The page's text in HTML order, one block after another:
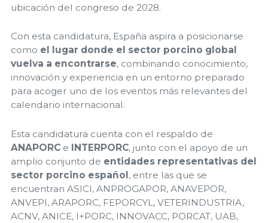
ubicación del congreso de 2028.
Con esta candidatura, España aspira a posicionarse
como el lugar donde el sector porcino global
vuelva a encontrarse, combinando conocimiento,
innovación y experiencia en un entorno preparado
para acoger uno de los eventos más relevantes del
calendario internacional.
Esta candidatura cuenta con el respaldo de
ANAPORC e INTERPORC, junto con el apoyo de un
amplio conjunto de entidades representativas del
sector porcino español, entre las que se
encuentran ASICI, ANPROGAPOR, ANAVEPOR,
ANVEPI, ARAPORC, FEPORCYL, VETERINDUSTRIA,
ACNV, ANICE, I+PORC, INNOVACC, PORCAT, UAB,